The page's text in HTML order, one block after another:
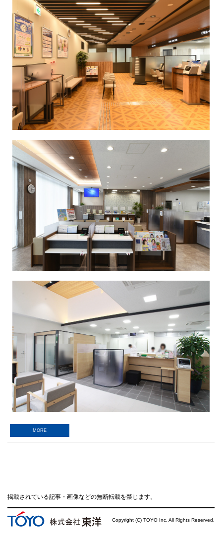
MORE
掲載されている記事・画像などの無断転載を禁じます。
Copyright (C) TOYO Inc. All Rights Reserved.